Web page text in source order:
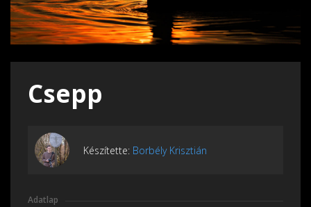
Csepp
Készítette: Borbély Krisztián
Adatlap